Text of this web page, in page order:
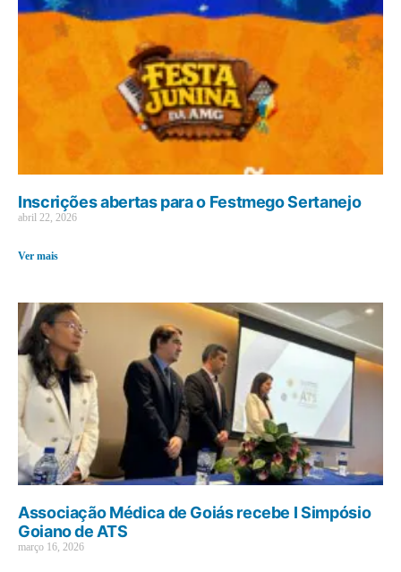
Inscrições abertas para o Festmego Sertanejo
abril 22, 2026
Ver mais
Associação Médica de Goiás recebe I Simpósio
Goiano de ATS
março 16, 2026